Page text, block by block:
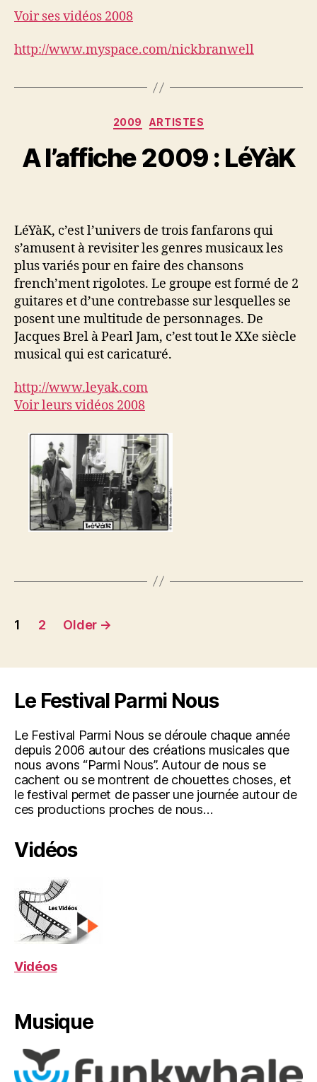
Voir ses vidéos 2008
http://www.myspace.com/nickbranwell
Categories
2009 ARTISTES
A l’affiche 2009 : LéYàK
LéYàK, c’est l’univers de trois fanfarons qui
s’amusent à revisiter les genres musicaux les
plus variés pour en faire des chansons
french’ment rigolotes. Le groupe est formé de 2
guitares et d’une contrebasse sur lesquelles se
posent une multitude de personnages. De
Jacques Brel à Pearl Jam, c’est tout le XXe siècle
musical qui est caricaturé.
http://www.leyak.com
Voir leurs vidéos 2008
Posts
1 2 Older →
Le Festival Parmi Nous
Le Festival Parmi Nous se déroule chaque année
depuis 2006 autour des créations musicales que
nous avons “Parmi Nous”. Autour de nous se
cachent ou se montrent de chouettes choses, et
le festival permet de passer une journée autour de
ces productions proches de nous…
Vidéos
Vidéos
Musique